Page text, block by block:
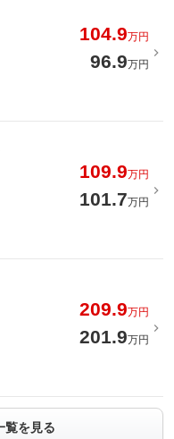
104.9万円
96.9万円
109.9万円
101.7万円
209.9万円
201.9万円
覧を見る